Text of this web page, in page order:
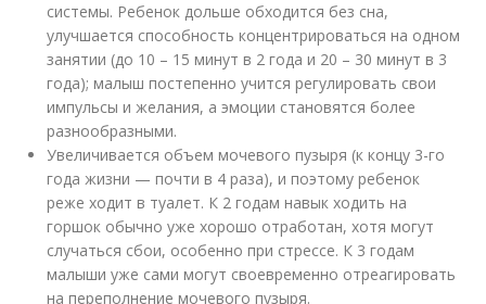
системы. Ребенок дольше обходится без сна,
улучшается способность концентрироваться на одном
занятии (до 10 – 15 минут в 2 года и 20 – 30 минут в 3
года); малыш постепенно учится регулировать свои
импульсы и желания, а эмоции становятся более
разнообразными.
Увеличивается объем мочевого пузыря (к концу 3-го
года жизни — почти в 4 раза), и поэтому ребенок
реже ходит в туалет. К 2 годам навык ходить на
горшок обычно уже хорошо отработан, хотя могут
случаться сбои, особенно при стрессе. К 3 годам
малыши уже сами могут своевременно отреагировать
на переполнение мочевого пузыря.